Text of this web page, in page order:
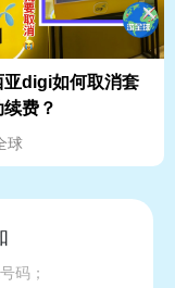
亚digi如何取消套
费？
球
码；